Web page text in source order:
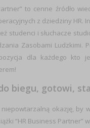
to cenne źródło
z dziedziny HR.
studenci i słuchacze
Zasobami Ludzkimi.
dla każdego kto
biegu, gotowi,
okazję, by
“HR Business Partner”